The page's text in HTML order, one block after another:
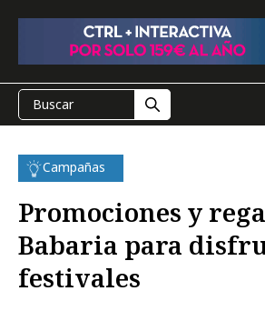
Campañas
Promociones y
Babaria para
festivales